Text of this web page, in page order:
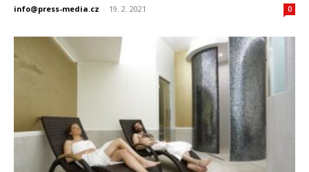
info@press-media.cz - 19. 2. 2021 0